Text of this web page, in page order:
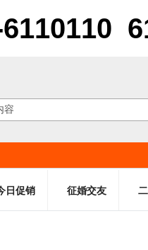
日促销 征婚交友